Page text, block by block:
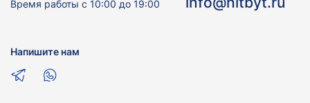
Время работы с 10:00 до 19:00
Напишите нам